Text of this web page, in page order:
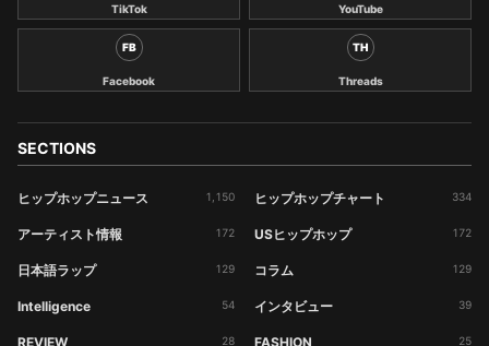
TikTok YouTube
FB
Facebook
TH
Threads
SECTIONS
ヒップホップニュース 1,150 ヒップホップチャート 334
アーティスト情報 172 USヒップホップ 172
日本語ラップ 129 コラム 129
Intelligence 54 インタビュー 39
REVIEW 28 FASHION 25